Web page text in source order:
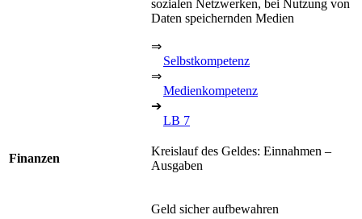
sozialen Netzwerken, bei Nutzung von
Daten speichernden Medien
⇒
Selbstkompetenz
⇒
Medienkompetenz
➔
LB 7
Finanzen
Kreislauf des Geldes: Einnahmen –
Ausgaben
Geld sicher aufbewahren